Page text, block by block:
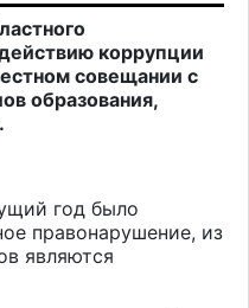
коррупции
совещании с
образования,
год было
правонарушение, из
являются